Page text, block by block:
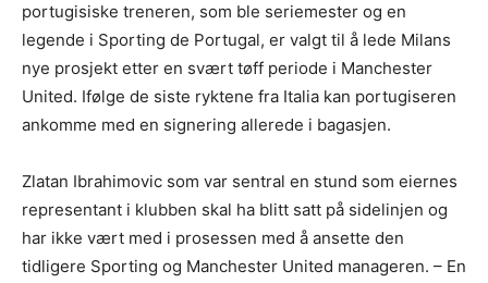
portugisiske treneren, som ble seriemester og en
legende i Sporting de Portugal, er valgt til å lede Milans
nye prosjekt etter en svært tøff periode i Manchester
United. Ifølge de siste ryktene fra Italia kan portugiseren
ankomme med en signering allerede i bagasjen.
Zlatan Ibrahimovic som var sentral en stund som eiernes
representant i klubben skal ha blitt satt på sidelinjen og
har ikke vært med i prosessen med å ansette den
tidligere Sporting og Manchester United manageren. – En